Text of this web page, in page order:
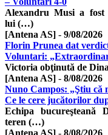
Alexandru Musi a
lui (…)
[Antena AS] - 9/08/2026
Florin Prunea dat
Voluntari:
Victoria obţinută de
[Antena AS] - 8/08/2026
Nuno Campos: „Ştiu că
Ce le cere jucătorilor
Echipa bucureşteană
teren (…)